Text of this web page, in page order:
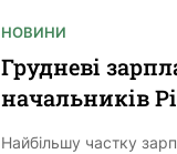
НОВИНИ
Грудневі
начальників
Найбільшу частку